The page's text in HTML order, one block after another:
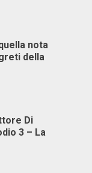
nota
della
Di
3 – La